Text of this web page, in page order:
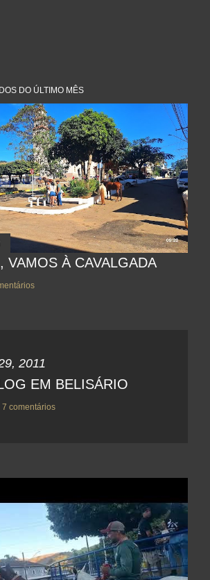
DO ÚLTIMO MÊS
VAMOS À CAVALGADA
2011
EM BELISÁRIO
7 comentários